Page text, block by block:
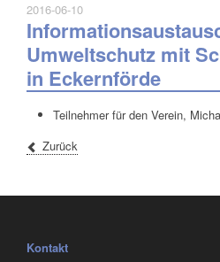
2016-06-10
Umweltschutz mit
in Eckernförde
Teilnehmer für den Verein,
Zurück
Kontakt